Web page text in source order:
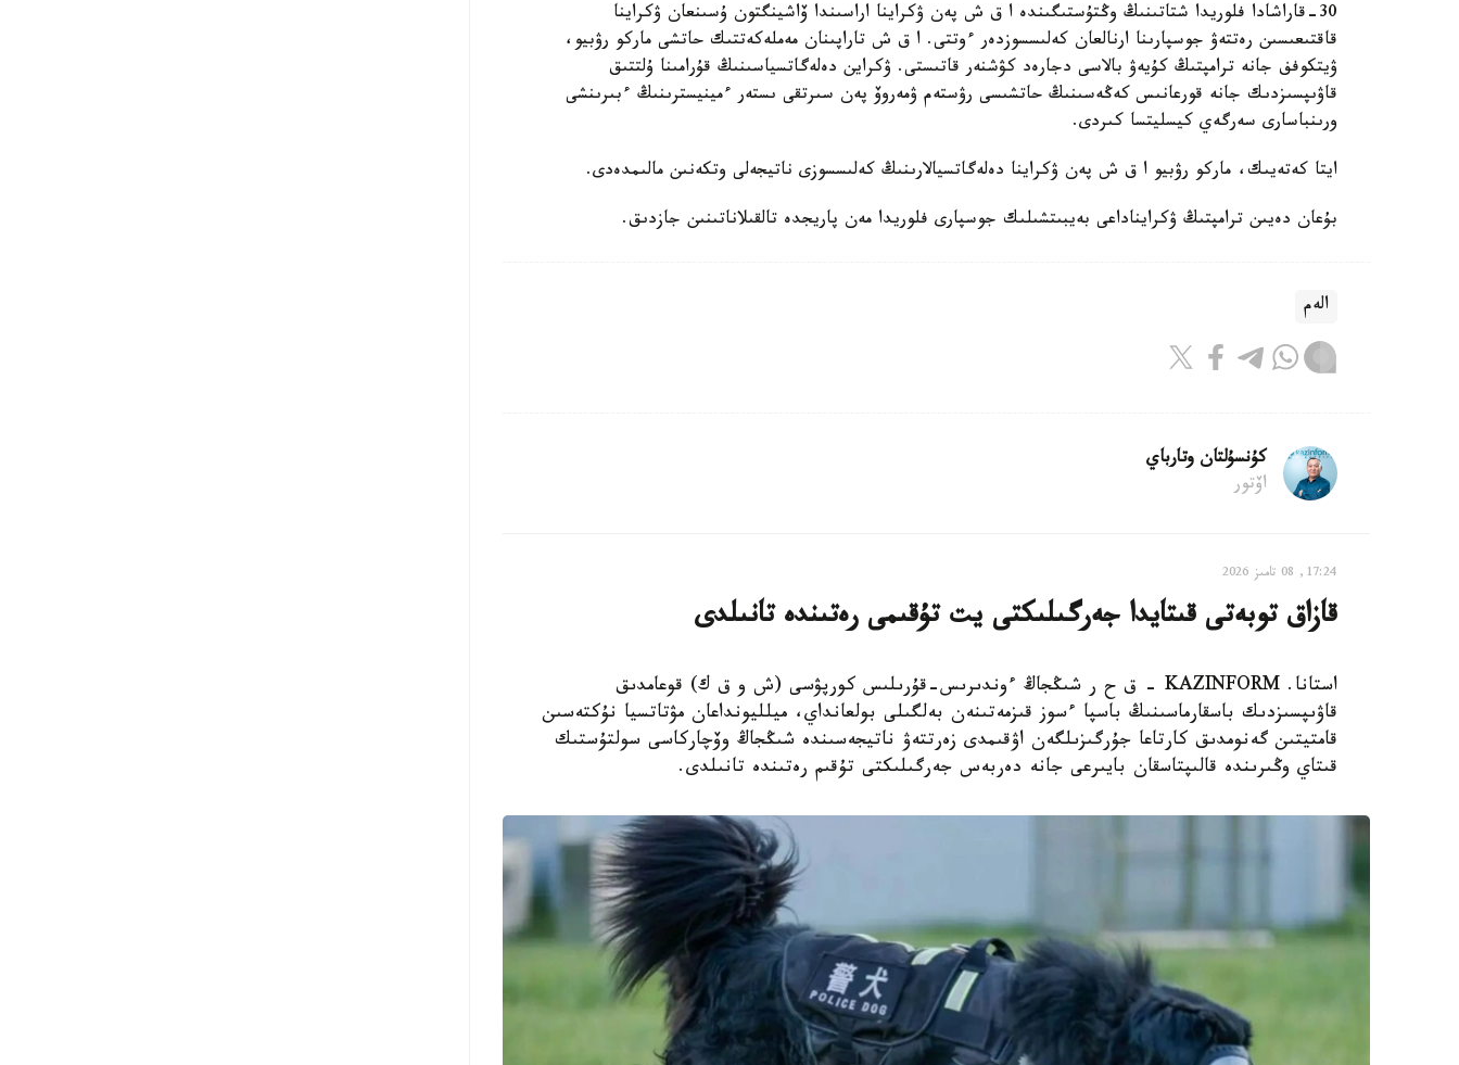
30-قاراشادا فلوريدا شتاتىنىڭ وڭتۇستىگىندە ا ق ش پەن ۋكراينا اراسىندا ۆاشينگتون ۇسىنعان ۋكراينا
قاقتىعىسىن رەتتەۋ جوسپارىنا ارنالعان كەلىسسوزدەر ءوتتى. ا ق ش تاراپىنان مەملەكەتتىك حاتشى ماركو رۋبيو،
ۋيتكوفف جانە ترامپتىڭ كۇيەۋ بالاسى دجارەد كۋشنەر قاتىستى. ۋكراين دەلەگاتسياسىنىڭ قۇرامىنا ۇلتتىق
قاۋىپسىزدىك جانە قورعانىس كەڭەسىنىڭ حاتشىسى رۋستەم ۋمەروۆ پەن سىرتقى ىستەر ءمينيسترىنىڭ ءبىرىنشى
ورىنباسارى سەرگەي كيسليتسا كىردى.
ايتا كەتەيىك، ماركو رۋبيو ا ق ش پەن ۋكراينا دەلەگاتسيالارىنىڭ كەلىسسوزى ناتيجەلى وتكەنىن مالىمدەدى.
بۇعان دەيىن ترامپتىڭ ۋكرايناداعى بەيبىتشىلىك جوسپارى فلوريدا مەن پاريجدە تالقىلاناتىنىن جازدىق.
الەم
كۇنسۇلتان وتارباي
اۆتور
17:24, 08 تامىز 2026
قازاق توبەتى قىتايدا جەرگىلىكتى يت تۇقىمى رەتىندە تانىلدى
استانا. KAZINFORM – ق ح ر شىڭجاڭ ءوندىرىس-قۇرىلىس كورپۋسى (ش و ق ك) قوعامدىق
قاۋىپسىزدىك باسقارماسىنىڭ باسپا ءسوز قىزمەتىنەن بەلگىلى بولعانداي، ميلليونداعان مۋتاتسيا نۇكتەسىن
قامتيتىن گەنومدىق كارتاعا جۇرگىزىلگەن اۋقىمدى زەرتتەۋ ناتيجەسىندە شىڭجاڭ وۆچاركاسى سولتۇستىك
قىتاي وڭىرىندە قالىپتاسقان بايىرعى جانە دەربەس جەرگىلىكتى تۇقىم رەتىندە تانىلدى.